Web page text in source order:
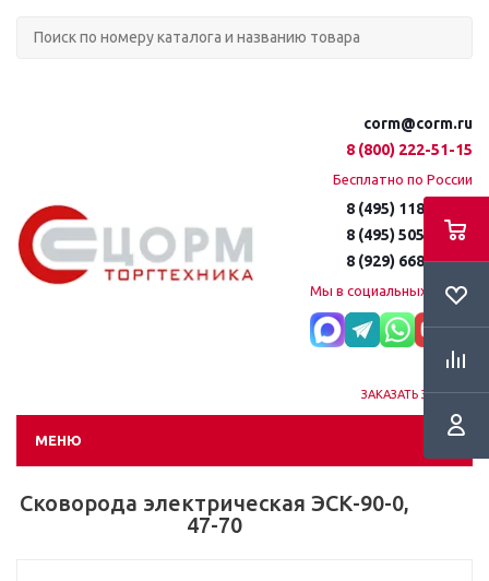
corm@corm.ru
8 (800) 222-51-15
Бесплатно по России
8 (495) 118-61-16
8 (495) 505-51-15
8 (929) 668-95-35
Мы в социальных сетях:
ЗАКАЗАТЬ ЗВОНОК
МЕНЮ
Сковорода электрическая ЭСК-90-0,
47-70